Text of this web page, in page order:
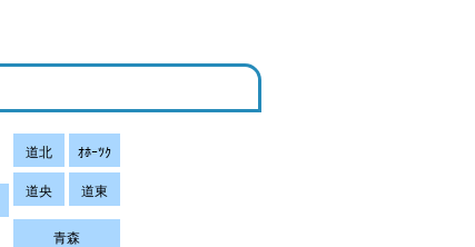
道央
道北
道東
ｵﾎｰﾂｸ
青森